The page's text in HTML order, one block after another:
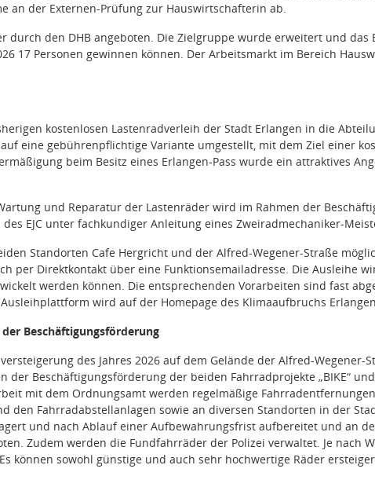
an der Externen-Prüfung zur Hauswirtschafterin ab.
durch den DHB angeboten. Die Zielgruppe wurde erweitert und das
17 Personen gewinnen können. Der Arbeitsmarkt im Bereich
kostenlosen Lastenradverleih der Stadt Erlangen in die
eine gebührenpflichtige Variante umgestellt, mit dem Ziel einer
beim Besitz eines Erlangen-Pass wurde ein attraktives
und Reparatur der Lastenräder wird im Rahmen der
EJC unter fachkundiger Anleitung eines Zweiradmechaniker-
Standorten Cafe Hergricht und der Alfred-Wegener-Straße
per Direktkontakt über eine Funktionsemailadresse. Die Ausleihe
werden können. Die entsprechenden Vorarbeiten sind fast
wird auf der Homepage des Klimaaufbruchs
Beschäftigungsförderung
des Jahres 2026 auf dem Gelände der Alfred-Wegener-
Beschäftigungsförderung der beiden Fahrradprojekte „BIKE“
mit dem Ordnungsamt werden regelmäßige
den Fahrradabstellanlagen sowie an diversen Standorten in der
und nach Ablauf einer Aufbewahrungsfrist aufbereitet und an
Zudem werden die Fundfahrräder der Polizei verwaltet. Je nach
können sowohl günstige und auch sehr hochwertige Räder